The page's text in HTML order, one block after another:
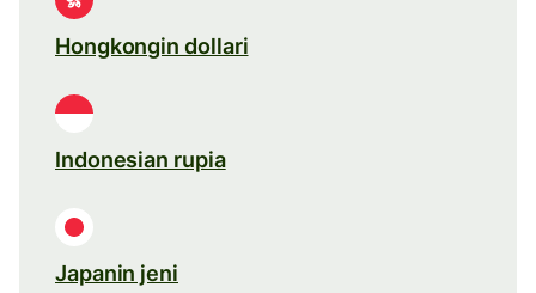
Hongkongin dollari
Indonesian rupia
Japanin jeni